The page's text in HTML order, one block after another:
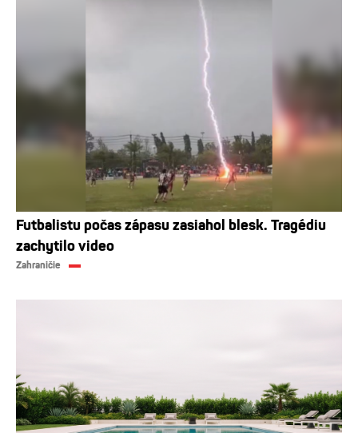
Futbalistu počas zápasu zasiahol blesk. Tragédiu
zachytilo video
Zahraničie